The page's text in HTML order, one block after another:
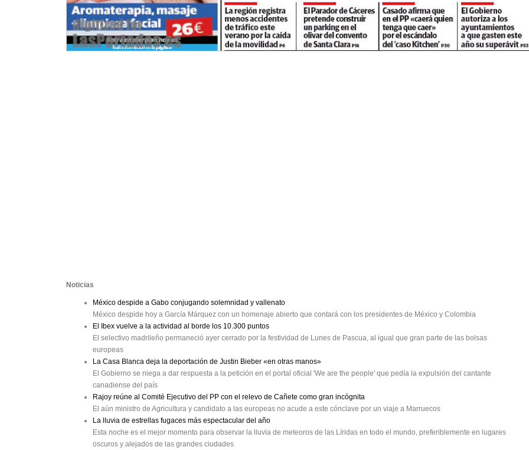
Noticias
México despide a Gabo conjugando solemnidad y vallenato
México despide hoy a García Márquez con un homenaje abierto que contará con los presidentes de México y Colombia
El Ibex vuelve a la actividad al borde los 10.300 puntos
El selectivo madrileño permaneció ayer cerrado por la festividad de Lunes de Pascua, al igual que gran parte de las bolsas
europeas
La Casa Blanca deja la deportación de Justin Bieber «en otras manos»
El Gobierno se niega a dar respuesta a la petición en el portal oficial 'We are the people' que pedía la expulsión del cantante
canadiense del país
Rajoy reúne al Comité Ejecutivo del PP con el relevo de Cañete como gran incógnita
El aún ministro de Agricultura y candidato a las europeas no acude a este cónclave por un viaje a Marruecos
La lluvia de estrellas fugaces más espectacular del año
Esta noche es el mejor momento para observar la lluvia de meteoros de las Líridas en todo el mundo, preferiblemente en lugares
oscuros y alejados de las grandes ciudades